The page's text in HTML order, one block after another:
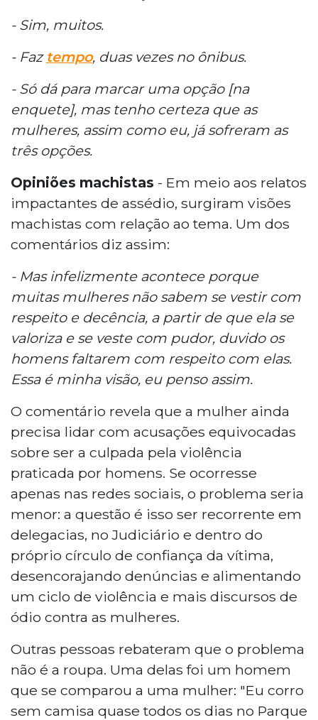
- Sim, muitos.
- Faz tempo, duas vezes no ônibus.
- Só dá para marcar uma opção [na
enquete], mas tenho certeza que as
mulheres, assim como eu, já sofreram as
três opções.
Opiniões machistas - Em meio aos relatos
impactantes de assédio, surgiram visões
machistas com relação ao tema. Um dos
comentários diz assim:
- Mas infelizmente acontece porque
muitas mulheres não sabem se vestir com
respeito e decência, a partir de que ela se
valoriza e se veste com pudor, duvido os
homens faltarem com respeito com elas.
Essa é minha visão, eu penso assim.
O comentário revela que a mulher ainda
precisa lidar com acusações equivocadas
sobre ser a culpada pela violência
praticada por homens. Se ocorresse
apenas nas redes sociais, o problema seria
menor: a questão é isso ser recorrente em
delegacias, no Judiciário e dentro do
próprio círculo de confiança da vítima,
desencorajando denúncias e alimentando
um ciclo de violência e mais discursos de
ódio contra as mulheres.
Outras pessoas rebateram que o problema
não é a roupa. Uma delas foi um homem
que se comparou a uma mulher: "Eu corro
sem camisa quase todos os dias no Parque